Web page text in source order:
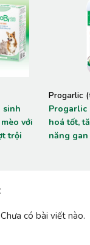
sinh
với
trội
Progarlic
Progarlic
hoá tốt,
năng
:
Chưa có bài viết nào.